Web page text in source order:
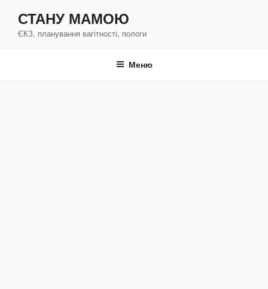
содержимому
СТАНУ МАМОЮ
ЄКЗ, планування вагітності, пологи
Меню